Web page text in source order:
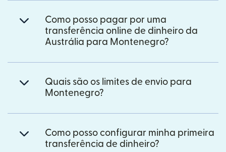
Como posso pagar por uma
transferência online de dinheiro da
Austrália para Montenegro?
Quais são os limites de envio para
Montenegro?
Como posso configurar minha primeira
transferência de dinheiro?